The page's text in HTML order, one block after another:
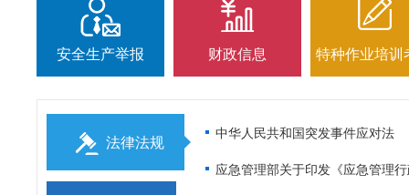
安全生产举报 财政信息 特种作业培训
法律法规
中华人民共和国突发事件应对法
应急管理部关于印发《应急管理